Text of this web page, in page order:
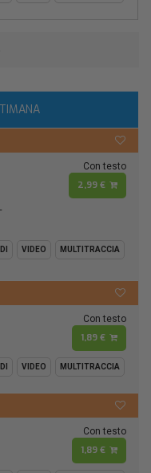
-
Con testo
2,99 €
VIDEO MULTITRACCIA
Con testo
1,89 €
VIDEO MULTITRACCIA
Con testo
1,89 €